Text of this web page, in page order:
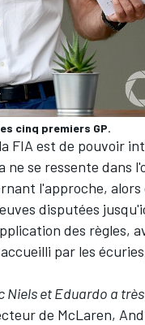
cinq premiers GP.
FIA est de pouvoir
se ressente dans
l'approche,
disputées
des règles,
par les
Niels et Eduardo a
de McLaren,